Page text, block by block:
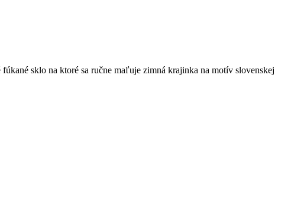
sklo na ktoré sa ručne maľuje zimná krajinka na motív slovenskej